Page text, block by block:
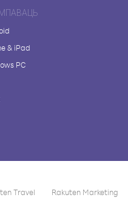
& iPad
PC
Travel Rakuten Marketing